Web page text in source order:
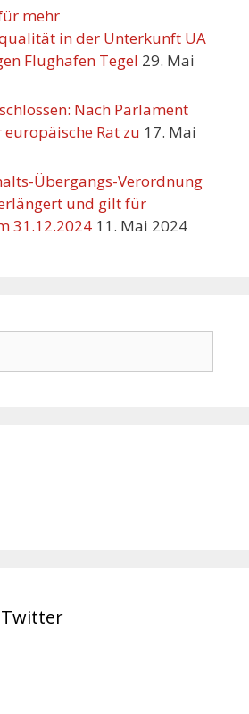
mehr
in der Unterkunft UA
Flughafen Tegel 29. Mai
Nach Parlament
Rat zu 17. Mai
Übergangs-Verordnung
und gilt für
31.12.2024 11. Mai 2024